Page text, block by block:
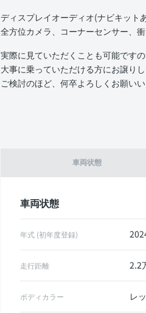
車両状態
車両状態
年式 (初年度登録)
走行距離 2.2
ボディカラー レ
ディスプレイオーディオ(ナビキット
全方位カメラ、コーナーセンサー、
実際に見ていただくことも可能です
大事に乗っていただける方にお譲りし
ご検討のほど、何卒よろしくお願いい